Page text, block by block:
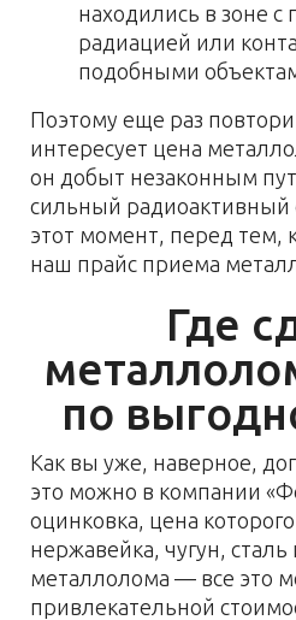
находились в зоне
радиацией или
подобными
Поэтому еще раз
интересует цена
он добыт незаконным
сильный радиоактивный
этот момент, перед тем,
наш прайс приема
Где
по
Как вы уже, наверное,
это можно в компании
оцинковка, цена
нержавейка, чугун,
металлолома — все это
привлекательной